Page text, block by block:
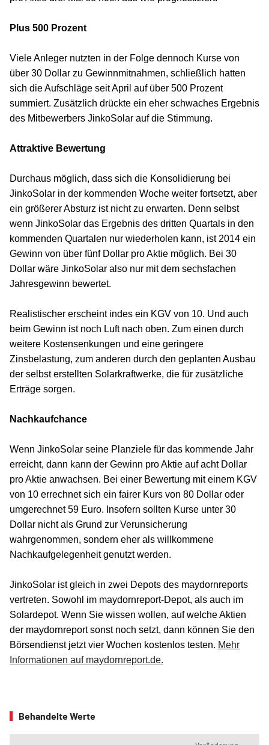
Plus 500 Prozent
Viele Anleger nutzten in der Folge dennoch Kurse von
über 30 Dollar zu Gewinnmitnahmen, schließlich hatten
sich die Aufschläge seit April auf über 500 Prozent
summiert. Zusätzlich drückte ein eher schwaches Ergebnis
des Mitbewerbers JinkoSolar auf die Stimmung.
Attraktive Bewertung
Durchaus möglich, dass sich die Konsolidierung bei
JinkoSolar in der kommenden Woche weiter fortsetzt, aber
ein größerer Absturz ist nicht zu erwarten. Denn selbst
wenn JinkoSolar das Ergebnis des dritten Quartals in den
kommenden Quartalen nur wiederholen kann, ist 2014 ein
Gewinn von über fünf Dollar pro Aktie möglich. Bei 30
Dollar wäre JinkoSolar also nur mit dem sechsfachen
Jahresgewinn bewertet.
Realistischer erscheint indes ein KGV von 10. Und auch
beim Gewinn ist noch Luft nach oben. Zum einen durch
weitere Kostensenkungen und eine geringere
Zinsbelastung, zum anderen durch den geplanten Ausbau
der selbst erstellten Solarkraftwerke, die für zusätzliche
Erträge sorgen.
Nachkaufchance
Wenn JinkoSolar seine Planziele für das kommende Jahr
erreicht, dann kann der Gewinn pro Aktie auf acht Dollar
pro Aktie anwachsen. Bei einer Bewertung mit einem KGV
von 10 errechnet sich ein fairer Kurs von 80 Dollar oder
umgerechnet 59 Euro. Insofern sollten Kurse unter 30
Dollar nicht als Grund zur Verunsicherung
wahrgenommen, sondern eher als willkommene
Nachkaufgelegenheit genutzt werden.
JinkoSolar ist gleich in zwei Depots des maydornreports
vertreten. Sowohl im maydornreport-Depot, als auch im
Solardepot. Wenn Sie wissen wollen, auf welche Aktien
der maydornreport sonst noch setzt, dann können Sie den
Börsendienst jetzt vier Wochen kostenlos testen. Mehr
Informationen auf maydornreport.de.
Behandelte Werte